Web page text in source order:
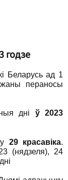
годзе
Беларусь ад 1
пераносы
дні ў 2023
29 красавіка.
(нядзеля), 24